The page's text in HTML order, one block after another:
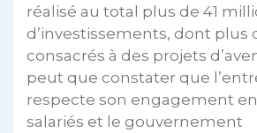
réalisé au total plus de 41
d’investissements, dont plus
consacrés à des projets
peut que constater que
respecte son engagement
salariés et le gouvernement